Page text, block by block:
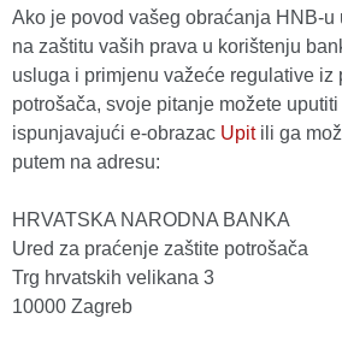
Ako je povod vašeg obraćanja HNB-u
na zaštitu vaših prava u korištenju
usluga i primjenu važeće regulative iz
potrošača, svoje pitanje možete
ispunjavajući e-obrazac Upitili ga
putem na adresu:
HRVATSKA NARODNA BANKA
Ured za praćenje zaštite potrošača
Trg hrvatskih velikana 3
10000 Zagreb